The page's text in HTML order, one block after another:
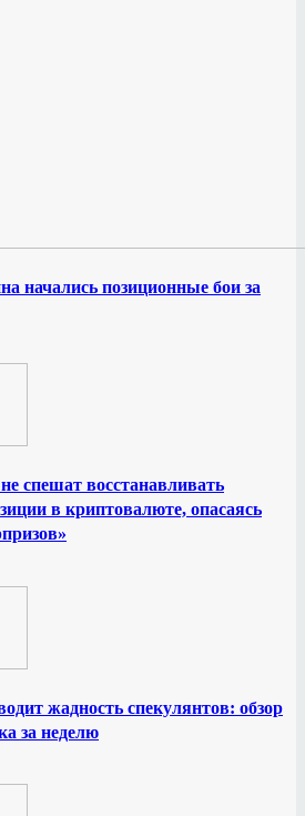
начались позиционные бои за
спешат восстанавливать
в криптовалюте, опасаясь
жадность спекулянтов: обзор
за неделю